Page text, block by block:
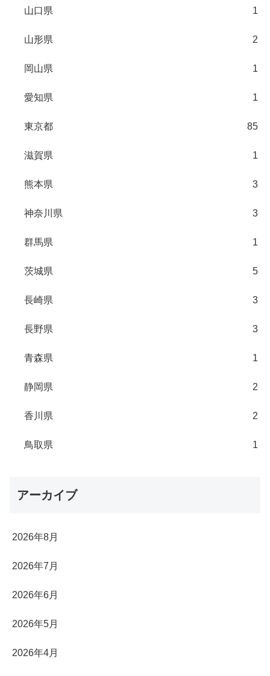
山口県 1
山形県 2
岡山県 1
愛知県 1
東京都 85
滋賀県 1
熊本県 3
神奈川県 3
群馬県 1
茨城県 5
長崎県 3
長野県 3
青森県 1
静岡県 2
香川県 2
鳥取県 1
アーカイブ
2026年8月
2026年7月
2026年6月
2026年5月
2026年4月